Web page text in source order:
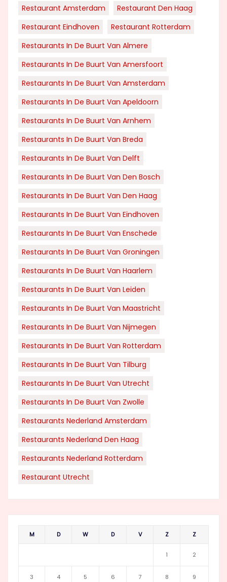
Restaurant Amsterdam
Restaurant Den Haag
Restaurant Eindhoven
Restaurant Rotterdam
Restaurants In De Buurt Van Almere
Restaurants In De Buurt Van Amersfoort
Restaurants In De Buurt Van Amsterdam
Restaurants In De Buurt Van Apeldoorn
Restaurants In De Buurt Van Arnhem
Restaurants In De Buurt Van Breda
Restaurants In De Buurt Van Delft
Restaurants In De Buurt Van Den Bosch
Restaurants In De Buurt Van Den Haag
Restaurants In De Buurt Van Eindhoven
Restaurants In De Buurt Van Enschede
Restaurants In De Buurt Van Groningen
Restaurants In De Buurt Van Haarlem
Restaurants In De Buurt Van Leiden
Restaurants In De Buurt Van Maastricht
Restaurants In De Buurt Van Nijmegen
Restaurants In De Buurt Van Rotterdam
Restaurants In De Buurt Van Tilburg
Restaurants In De Buurt Van Utrecht
Restaurants In De Buurt Van Zwolle
Restaurants Nederland Amsterdam
Restaurants Nederland Den Haag
Restaurants Nederland Rotterdam
Restaurant Utrecht
M D W D V Z Z
1 2
3 4 5 6 7 8 9